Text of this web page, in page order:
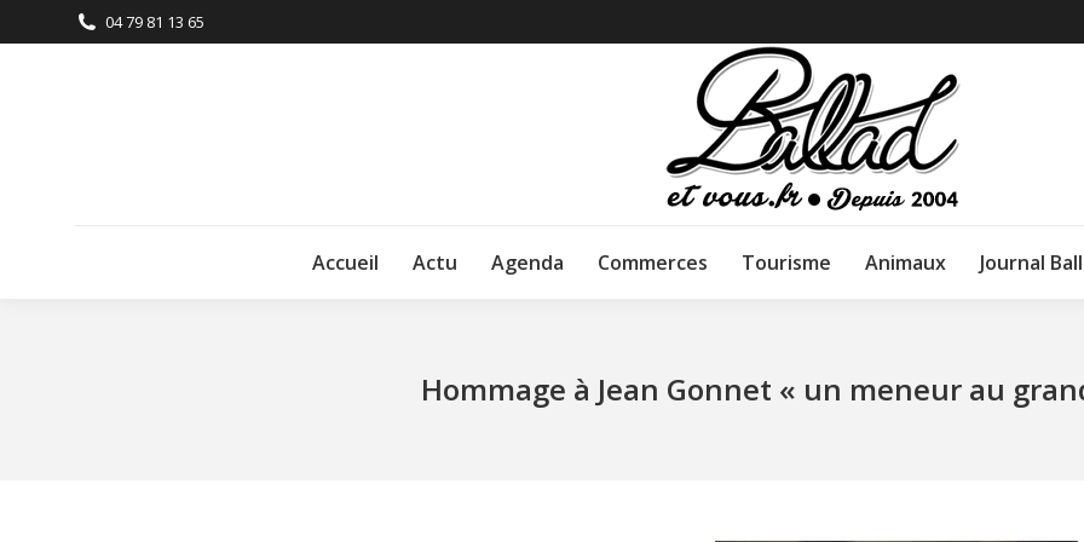
04 79 81 13 65
Accueil Actu Agenda Commerces Tourisme Animaux Journal
Hommage à Jean Gonnet « un meneur au